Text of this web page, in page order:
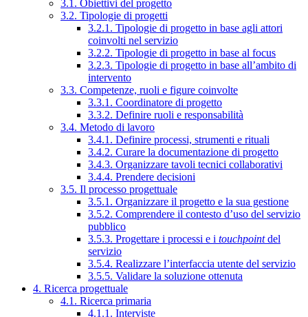
3.1. Obiettivi del progetto
3.2. Tipologie di progetti
3.2.1. Tipologie di progetto in base agli attori
coinvolti nel servizio
3.2.2. Tipologie di progetto in base al focus
3.2.3. Tipologie di progetto in base all’ambito di
intervento
3.3. Competenze, ruoli e figure coinvolte
3.3.1. Coordinatore di progetto
3.3.2. Definire ruoli e responsabilità
3.4. Metodo di lavoro
3.4.1. Definire processi, strumenti e rituali
3.4.2. Curare la documentazione di progetto
3.4.3. Organizzare tavoli tecnici collaborativi
3.4.4. Prendere decisioni
3.5. Il processo progettuale
3.5.1. Organizzare il progetto e la sua gestione
3.5.2. Comprendere il contesto d’uso del servizio
pubblico
3.5.3. Progettare i processi e i touchpointdel
servizio
3.5.4. Realizzare l’interfaccia utente del servizio
3.5.5. Validare la soluzione ottenuta
4. Ricerca progettuale
4.1. Ricerca primaria
4.1.1. Interviste